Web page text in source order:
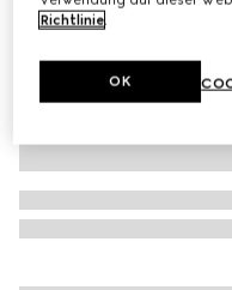
Richtlinie.
OK